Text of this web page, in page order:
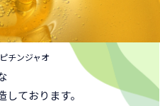
チンジャオ
ております。